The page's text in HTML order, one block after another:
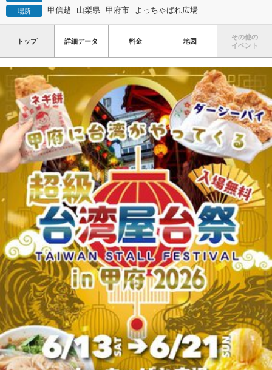
場所 甲信越 山梨県 甲府市 よっちゃばれ広場
トップ 詳細データ 料金 地図
その他の
イベント